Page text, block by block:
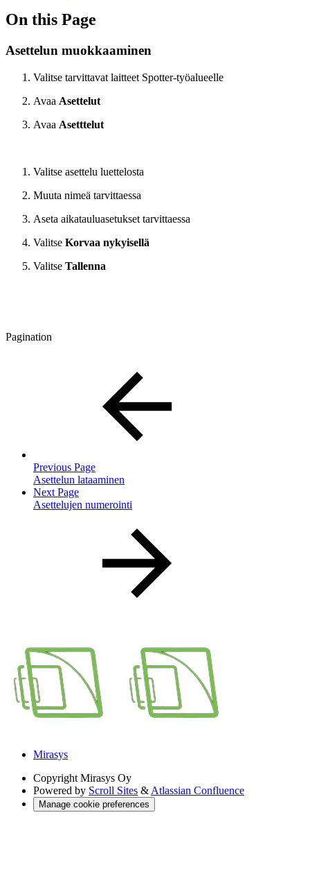
On this Page
Asettelun muokkaaminen
Valitse tarvittavat laitteet Spotter-työalueelle
Avaa Asettelut
Avaa Asetttelut
Valitse asettelu luettelosta
Muuta nimeä tarvittaessa
Aseta aikatauluasetukset tarvittaessa
Valitse Korvaa nykyisellä
Valitse Tallenna
Pagination
Previous Page
Asettelun lataaminen
Next Page
Asettelujen numerointi
Mirasys
Copyright Mirasys Oy
Powered by Scroll Sites & Atlassian Confluence
Manage cookie preferences